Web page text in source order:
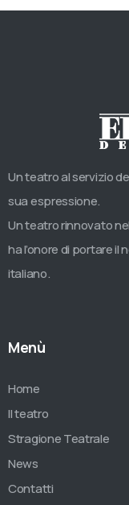
Un teatro al servizio
sua espressione.
Un teatro rinnovato
ha l’onore di portare
italiano.
Menù
Home
Il teatro
Stragione Teatrale
News
Contatti